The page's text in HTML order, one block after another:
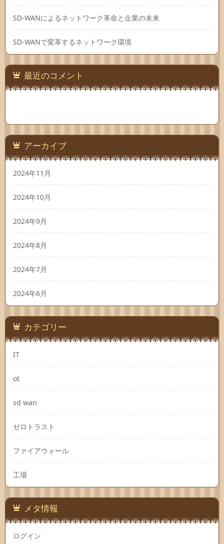
SD-WANによるネットワーク革命と企業の未来
SD-WANで変革するネットワーク環境
最近のコメント
アーカイブ
2024年11月
2024年10月
2024年9月
2024年8月
2024年7月
2024年6月
カテゴリー
IT
ot
sd wan
ゼロトラスト
ファイアウォール
工場
メタ情報
ログイン